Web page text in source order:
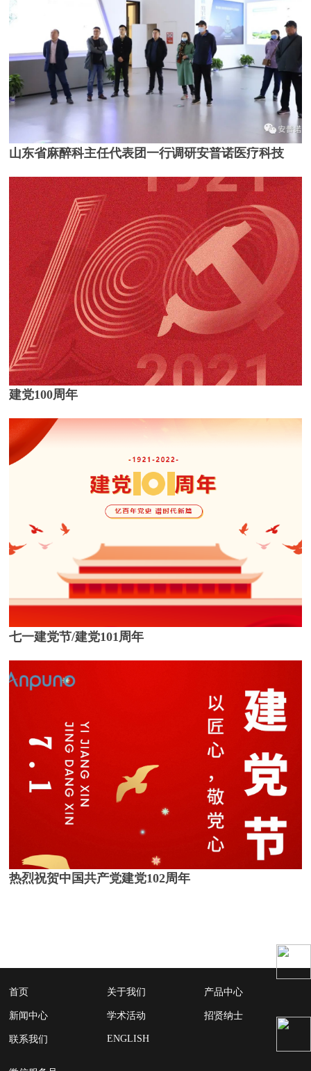
山东省麻醉科主任代表团一行调研安普诺医疗科技
建党100周年
七一建党节/建党101周年
热烈祝贺中国共产党建党102周年
首页 关于我们 产品中心
新闻中心 学术活动 招贤纳士
联系我们 ENGLISH